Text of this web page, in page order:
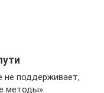
не поддерживает,
методы».